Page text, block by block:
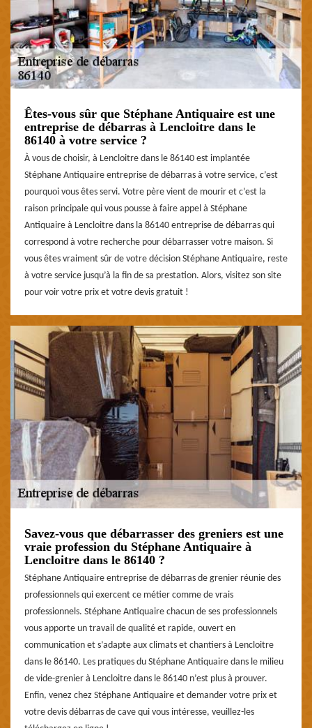
Êtes-vous sûr que Stéphane Antiquaire est une
entreprise de débarras à Lencloitre dans le
86140 à votre service ?
À vous de choisir, à Lencloitre dans le 86140 est implantée
Stéphane Antiquaire entreprise de débarras à votre service, c’est
pourquoi vous êtes servi. Votre père vient de mourir et c’est la
raison principale qui vous pousse à faire appel à Stéphane
Antiquaire à Lencloitre dans la 86140 entreprise de débarras qui
correspond à votre recherche pour débarrasser votre maison. Si
vous êtes vraiment sûr de votre décision Stéphane Antiquaire, reste
à votre service jusqu’à la fin de sa prestation. Alors, visitez son site
pour voir votre prix et votre devis gratuit !
Savez-vous que débarrasser des greniers est une
vraie profession du Stéphane Antiquaire à
Lencloitre dans le 86140 ?
Stéphane Antiquaire entreprise de débarras de grenier réunie des
professionnels qui exercent ce métier comme de vrais
professionnels. Stéphane Antiquaire chacun de ses professionnels
vous apporte un travail de qualité et rapide, ouvert en
communication et s’adapte aux climats et chantiers à Lencloitre
dans le 86140. Les pratiques du Stéphane Antiquaire dans le milieu
de vide-grenier à Lencloitre dans le 86140 n’est plus à prouver.
Enfin, venez chez Stéphane Antiquaire et demander votre prix et
votre devis débarras de cave qui vous intéresse, veuillez-les